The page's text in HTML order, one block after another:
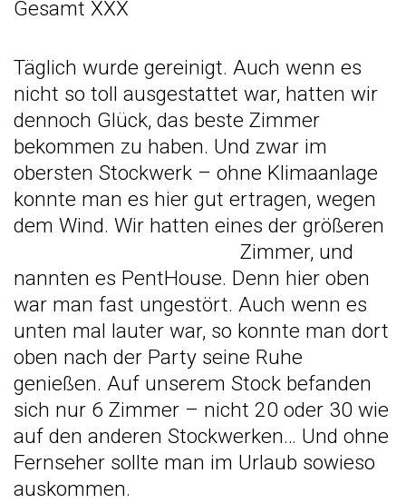
Gesamt XXX
Täglich wurde gereinigt. Auch wenn es
nicht so toll ausgestattet war, hatten wir
dennoch Glück, das beste Zimmer
bekommen zu haben. Und zwar im
obersten Stockwerk – ohne Klimaanlage
konnte man es hier gut ertragen, wegen
dem Wind. Wir hatten eines der größeren
Zimmer, und
nannten es PentHouse. Denn hier oben
war man fast ungestört. Auch wenn es
unten mal lauter war, so konnte man dort
oben nach der Party seine Ruhe
genießen. Auf unserem Stock befanden
sich nur 6 Zimmer – nicht 20 oder 30 wie
auf den anderen Stockwerken… Und ohne
Fernseher sollte man im Urlaub sowieso
auskommen.